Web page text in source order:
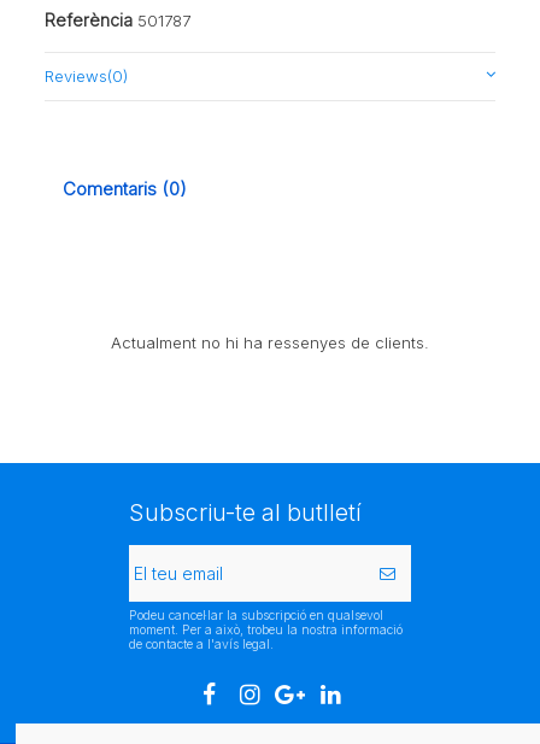
Referència 501787
Reviews(0)
Comentaris (0)
Actualment no hi ha ressenyes de clients.
Subscriu-te al butlletí
Podeu cancel·lar la subscripció en qualsevol
moment. Per a això, trobeu la nostra informació
de contacte a l'avís legal.